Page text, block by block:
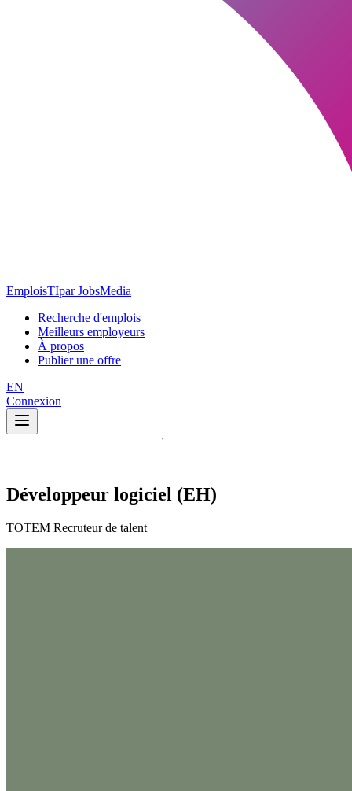
EmploisTIpar JobsMedia
Recherche d'emplois
Meilleurs employeurs
À propos
Publier une offre
EN
Connexion
Développeur logiciel (EH)
TOTEM Recruteur de talent